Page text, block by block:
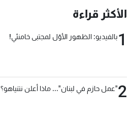
الأكثر قراءة
1بالفيديو: الظهور الأوّل لمجتبى خامنئي!
2"عمل حازم في لبنان"... ماذا أعلن نتنياهو؟